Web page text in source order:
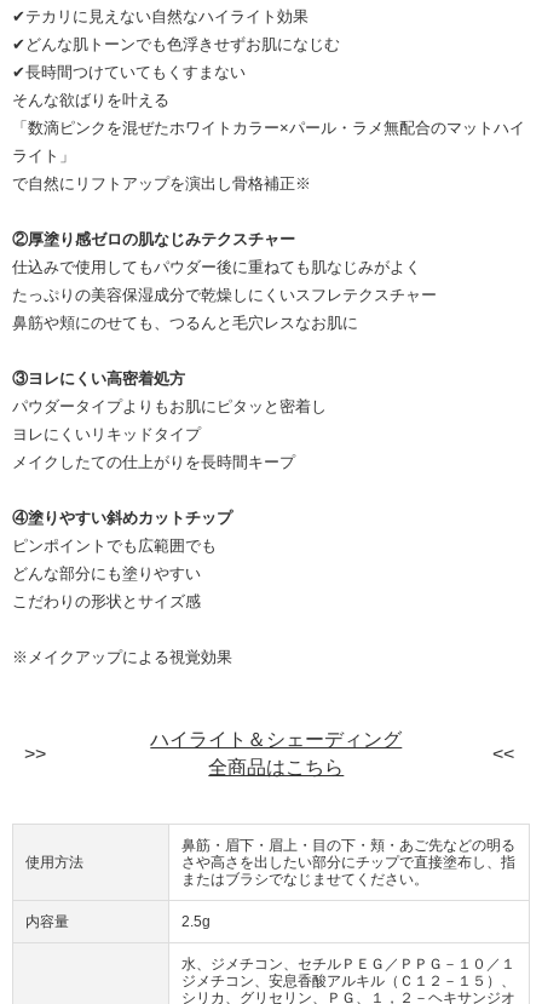
✔テカリに見えない自然なハイライト効果
✔どんな肌トーンでも色浮きせずお肌になじむ
✔長時間つけていてもくすまない
そんな欲ばりを叶える
「数滴ピンクを混ぜたホワイトカラー×パール・ラメ無配合のマットハイ
ライト」
で自然にリフトアップを演出し骨格補正※
②厚塗り感ゼロの肌なじみテクスチャー
仕込みで使用してもパウダー後に重ねても肌なじみがよく
たっぷりの美容保湿成分で乾燥しにくいスフレテクスチャー
鼻筋や頬にのせても、つるんと毛穴レスなお肌に
③ヨレにくい高密着処方
パウダータイプよりもお肌にピタッと密着し
ヨレにくいリキッドタイプ
メイクしたての仕上がりを長時間キープ
④塗りやすい斜めカットチップ
ピンポイントでも広範囲でも
どんな部分にも塗りやすい
こだわりの形状とサイズ感
※メイクアップによる視覚効果
ハイライト＆シェーディング
全商品はこちら
使用方法
鼻筋・眉下・眉上・目の下・頬・あご先などの明る
さや高さを出したい部分にチップで直接塗布し、指
またはブラシでなじませてください。
内容量 2.5g
水、ジメチコン、セチルＰＥＧ／ＰＰＧ－１０／１
ジメチコン、安息香酸アルキル（Ｃ１２－１５）、
シリカ、グリセリン、ＰＧ、１，２－ヘキサンジオ